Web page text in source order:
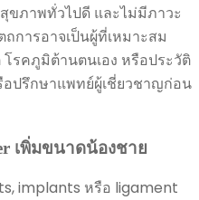
ขภาพทั่วไปดี และไม่มีภาวะ
การอาจเป็นผู้ที่เหมาะสม
โรคภูมิต้านตนเอง หรือประวัติ
อปรึกษาแพทย์ผู้เชี่ยวชาญก่อน
เพิ่มขนาดน้องชาย
implants หรือ ligament